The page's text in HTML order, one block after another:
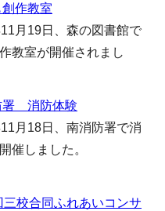
創作教室
月19日、森の図書館で
教室が開催されまし
署 消防体験
月18日、南消防署で消
催しました。
三校合同ふれあいコンサ